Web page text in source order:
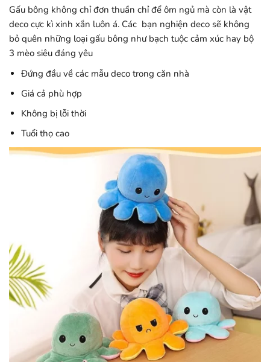
Gấu bông không chỉ đơn thuần chỉ để ôm ngủ mà còn là vật
deco cực kì xinh xắn luôn á. Các bạn nghiện deco sẽ không
bỏ quên những loại gấu bông như bạch tuộc cảm xúc hay bộ
3 mèo siêu đáng yêu
Đứng đầu về các mẫu deco trong căn nhà
Giá cả phù hợp
Không bị lỗi thời
Tuổi thọ cao